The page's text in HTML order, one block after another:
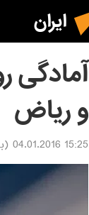
ایران
آمادگی
و ریاض
15:25 04.01.2016